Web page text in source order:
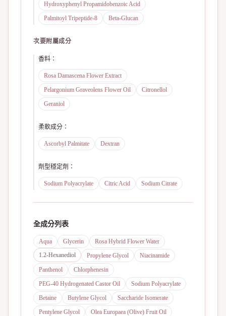
Hydroxyphenyl Propamidobenzoic Acid
Palmitoyl Tripeptide-8
Beta-Glucan
次要附屬成分
香料 ：
Rosa Damascena Flower Extract
Pelargonium Graveolens Flower Oil
Citronellol
Geraniol
柔軟成分 ：
Ascorbyl Palmitate Dextran
劑型穩定劑 ：
Sodium Polyacrylate Citric Acid Sodium Citrate
全成分列表
Aqua Glycerin
Rosa Hybrid Flower Water
1.2-Hexanediol
Propylene Glycol
Niacinamide
Panthenol
Chlorphenesin
PEG-40 Hydrogenated Castor Oil
Sodium Polyacrylate
Betaine
Butylene Glycol
Saccharide Isomerate
Pentylene Glycol
Olea Europaea (Olive) Fruit Oil